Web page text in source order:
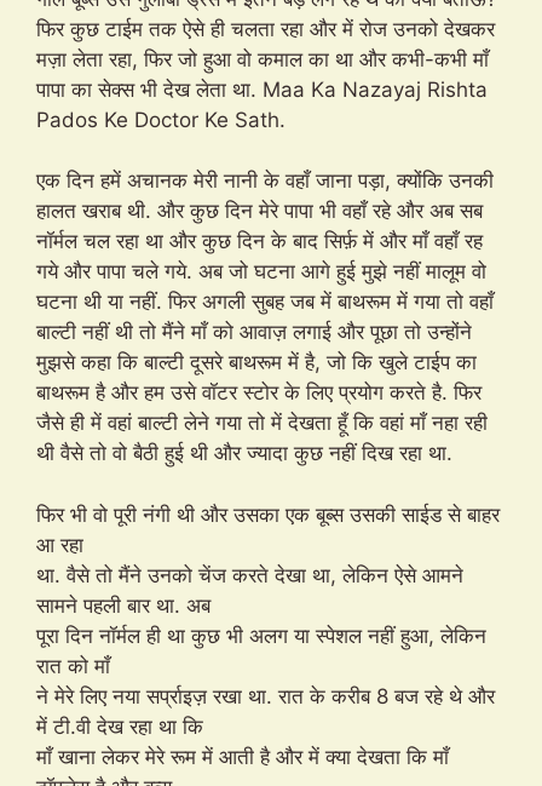
फिर कुछ टाईम तक ऐसे ही चलता रहा और में रोज उनको देखकर
मज़ा लेता रहा, फिर जो हुआ वो कमाल का था और कभी-कभी माँ
पापा का सेक्स भी देख लेता था. Maa Ka Nazayaj Rishta
Pados Ke Doctor Ke Sath.
एक दिन हमें अचानक मेरी नानी के वहाँ जाना पड़ा, क्योंकि उनकी
हालत खराब थी. और कुछ दिन मेरे पापा भी वहाँ रहे और अब सब
नॉर्मल चल रहा था और कुछ दिन के बाद सिर्फ़ में और माँ वहाँ रह
गये और पापा चले गये. अब जो घटना आगे हुई मुझे नहीं मालूम वो
घटना थी या नहीं. फिर अगली सुबह जब में बाथरूम में गया तो वहाँ
बाल्टी नहीं थी तो मैंने माँ को आवाज़ लगाई और पूछा तो उन्होंने
मुझसे कहा कि बाल्टी दूसरे बाथरूम में है, जो कि खुले टाईप का
बाथरूम है और हम उसे वॉटर स्टोर के लिए प्रयोग करते है. फिर
जैसे ही में वहां बाल्टी लेने गया तो में देखता हूँ कि वहां माँ नहा रही
थी वैसे तो वो बैठी हुई थी और ज्यादा कुछ नहीं दिख रहा था.
फिर भी वो पूरी नंगी थी और उसका एक बूब्स उसकी साईड से बाहर
आ रहा
था. वैसे तो मैंने उनको चेंज करते देखा था, लेकिन ऐसे आमने
सामने पहली बार था. अब
पूरा दिन नॉर्मल ही था कुछ भी अलग या स्पेशल नहीं हुआ, लेकिन
रात को माँ
ने मेरे लिए नया सर्प्राइज़ रखा था. रात के करीब 8 बज रहे थे और
में टी.वी देख रहा था कि
माँ खाना लेकर मेरे रूम में आती है और में क्या देखता कि माँ